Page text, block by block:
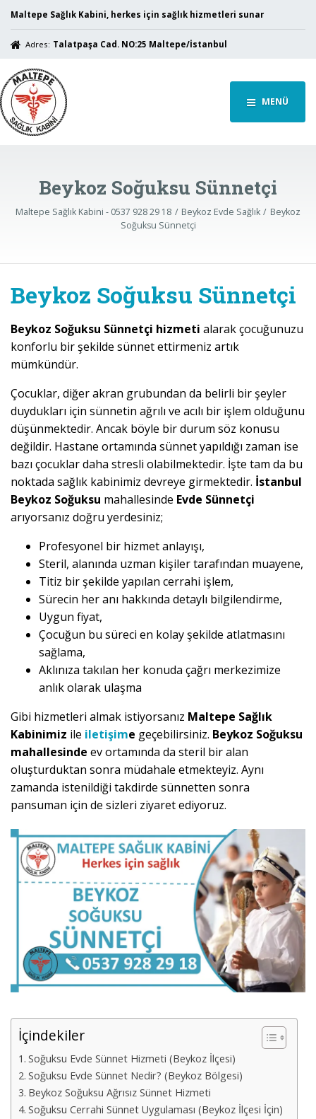
Maltepe Sağlık Kabini, herkes için sağlık hizmetleri sunar
Adres: Talatpaşa Cad. NO:25 Maltepe/İstanbul
MENÜ
Beykoz Soğuksu Sünnetçi
Maltepe Sağlık Kabini - 0537 928 29 18 Beykoz Evde Sağlık
Beykoz
Soğuksu Sünnetçi
Beykoz Soğuksu Sünnetçi
Beykoz Soğuksu Sünnetçi hizmeti alarak çocuğunuzu
konforlu bir şekilde sünnet ettirmeniz artık
mümkündür.
Çocuklar, diğer akran grubundan da belirli bir şeyler
duydukları için sünnetin ağrılı ve acılı bir işlem olduğunu
düşünmektedir. Ancak böyle bir durum söz konusu
değildir. Hastane ortamında sünnet yapıldığı zaman ise
bazı çocuklar daha stresli olabilmektedir. İşte tam da bu
noktada sağlık kabinimiz devreye girmektedir. İstanbul
Beykoz Soğuksu mahallesinde Evde Sünnetçi
arıyorsanız doğru yerdesiniz;
Profesyonel bir hizmet anlayışı,
Steril, alanında uzman kişiler tarafından muayene,
Titiz bir şekilde yapılan cerrahi işlem,
Sürecin her anı hakkında detaylı bilgilendirme,
Uygun fiyat,
Çocuğun bu süreci en kolay şekilde atlatmasını
sağlama,
Aklınıza takılan her konuda çağrı merkezimize
anlık olarak ulaşma
Gibi hizmetleri almak istiyorsanız Maltepe Sağlık
Kabinimiz ile iletişime geçebilirsiniz. Beykoz Soğuksu
mahallesinde ev ortamında da steril bir alan
oluşturduktan sonra müdahale etmekteyiz. Aynı
zamanda istenildiği takdirde sünnetten sonra
pansuman için de sizleri ziyaret ediyoruz.
İçindekiler
Soğuksu Evde Sünnet Hizmeti (Beykoz İlçesi)
Soğuksu Evde Sünnet Nedir? (Beykoz Bölgesi)
Beykoz Soğuksu Ağrısız Sünnet Hizmeti
Soğuksu Cerrahi Sünnet Uygulaması (Beykoz İlçesi İçin)